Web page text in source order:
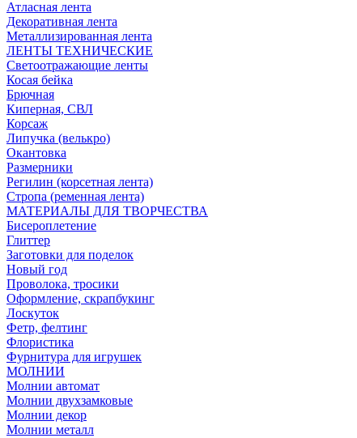
Атласная лента
Декоративная лента
Металлизированная лента
ЛЕНТЫ ТЕХНИЧЕСКИЕ
Светоотражающие ленты
Косая бейка
Брючная
Киперная, СВЛ
Корсаж
Липучка (велькро)
Окантовка
Размерники
Регилин (корсетная лента)
Стропа (ременная лента)
МАТЕРИАЛЫ ДЛЯ ТВОРЧЕСТВА
Бисероплетение
Глиттер
Заготовки для поделок
Новый год
Проволока, тросики
Оформление, скрапбукинг
Лоскуток
Фетр, фелтинг
Флористика
Фурнитура для игрушек
МОЛНИИ
Молнии автомат
Молнии двухзамковые
Молнии декор
Молнии металл